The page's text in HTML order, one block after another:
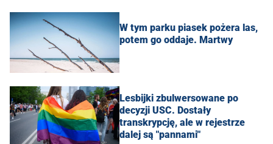
W tym parku piasek pożera las,
potem go oddaje. Martwy
Lesbijki zbulwersowane po
decyzji USC. Dostały
transkrypcję, ale w rejestrze
dalej są "pannami"